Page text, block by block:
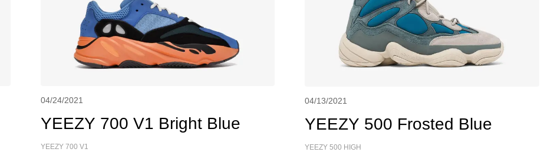
04/24/2021
YEEZY 700 V1 Bright Blue
YEEZY 700 V1
04/13/2021
YEEZY 500 Frosted Blue
YEEZY 500 HIGH